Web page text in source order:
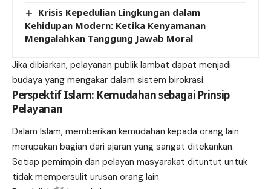
Krisis Kepedulian Lingkungan dalam
Kehidupan Modern: Ketika Kenyamanan
Mengalahkan Tanggung Jawab Moral
Jika dibiarkan, pelayanan publik lambat dapat menjadi
budaya yang mengakar dalam sistem birokrasi.
Perspektif Islam: Kemudahan sebagai Prinsip
Pelayanan
Dalam Islam, memberikan kemudahan kepada orang lain
merupakan bagian dari ajaran yang sangat ditekankan.
Setiap pemimpin dan pelayan masyarakat dituntut untuk
tidak mempersulit urusan orang lain.